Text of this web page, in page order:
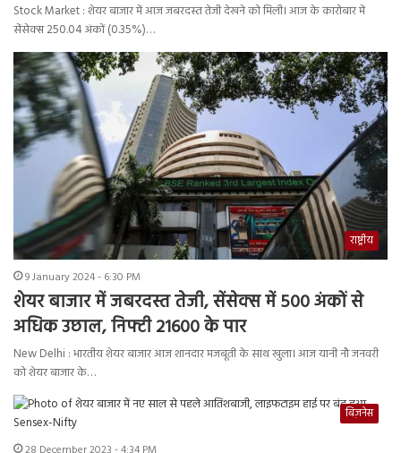
Stock Market : शेयर बाजार में आज जबरदस्त तेजी देखने को मिली। आज के कारोबार में
सेंसेक्स 250.04 अंकों (0.35%)…
राष्ट्रीय
9 January 2024 - 6:30 PM
शेयर बाजार में जबरदस्त तेजी, सेंसेक्स में 500 अंकों से
अधिक उछाल, निफ्टी 21600 के पार
New Delhi : भारतीय शेयर बाजार आज शानदार मजबूती के साथ खुला। आज यानी नौ जनवरी
को शेयर बाजार के…
बिज़नेस